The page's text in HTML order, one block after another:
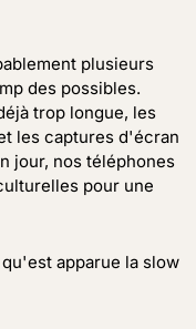
plusieurs
des possibles.
trop longue, les
les captures d'écran
jour, nos téléphones
pour une
apparue la slow